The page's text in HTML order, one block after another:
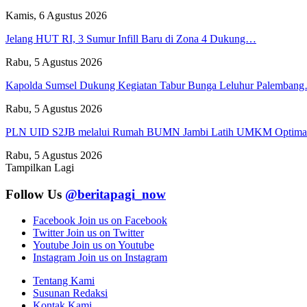
Kamis, 6 Agustus 2026
Jelang HUT RI, 3 Sumur Infill Baru di Zona 4 Dukung…
Rabu, 5 Agustus 2026
Kapolda Sumsel Dukung Kegiatan Tabur Bunga Leluhur
Rabu, 5 Agustus 2026
PLN UID S2JB melalui Rumah BUMN Jambi Latih UMKM
Rabu, 5 Agustus 2026
Tampilkan Lagi
Follow Us @beritapagi_now
Facebook Join us on Facebook
Twitter Join us on Twitter
Youtube Join us on Youtube
Instagram Join us on Instagram
Tentang Kami
Susunan Redaksi